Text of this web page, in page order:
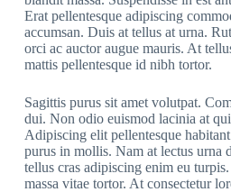
Erat pellentesque adipiscing
accumsan. Duis at tellus at urna.
orci ac auctor augue mauris. At
mattis pellentesque id nibh tortor.
Sagittis purus sit amet volutpat.
dui. Non odio euismod lacinia at
Adipiscing elit pellentesque
purus in mollis. Nam at lectus urna
tellus cras adipiscing enim eu
massa vitae tortor. At consectetur